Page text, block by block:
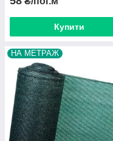
Купити
НА МЕТРАЖ